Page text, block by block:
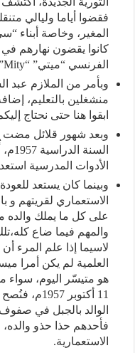
فقضوا أياما وليالي
المغير، وخاصة أبناء
كانوا يقضون نهارهم في
الفرنسي “ميتي” “Mity” مع باقي الجنود والفدائيين المحليين.
وبأمر من الملازم عبد
منشغلين بالتعليم،
ابقوا هنا حتى نحتاج
وبعد شهور قلائل مضت
الأدوات المدرسية
وبينما كان يستعد
الاستعماري لقريتهم و
على كل ما يملك والده
والمهم فيما ضاع
لاسيما إذا علم المرء
العلمية لم يكن أمرا
هو متيسّر اليوم، سواء
11 أكتوبر
الوالد بالجبل في
فأحدهم حذا حذو
الاستعمارية.